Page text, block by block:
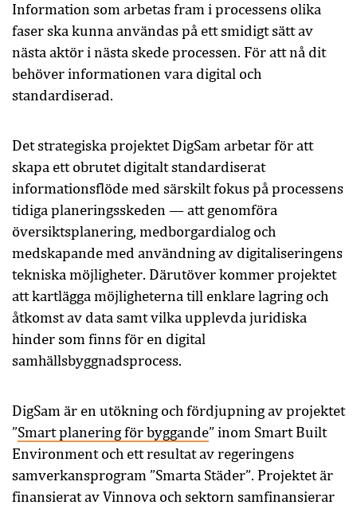
Information som arbetas fram i processens olika
faser ska kunna användas på ett smidigt sätt av
nästa aktör i nästa skede processen. För att nå dit
behöver informationen vara digital och
standardiserad.
Det strategiska projektet DigSam arbetar för att
skapa ett obrutet digitalt standardiserat
informationsflöde med särskilt fokus på processens
tidiga planeringsskeden — att genomföra
översiktsplanering, medborgardialog och
medskapande med användning av digitaliseringens
tekniska möjligheter. Därutöver kommer projektet
att kartlägga möjligheterna till enklare lagring och
åtkomst av data samt vilka upplevda juridiska
hinder som finns för en digital
samhällsbyggnadsprocess.
DigSam är en utökning och fördjupning av projektet
”Smart planering för byggande” inom Smart Built
Environment och ett resultat av regeringens
samverkansprogram ”Smarta Städer”. Projektet är
finansierat av Vinnova och sektorn samfinansierar